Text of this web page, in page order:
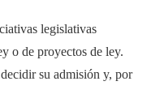
legislativas
o de proyectos de ley.
su admisión y, por